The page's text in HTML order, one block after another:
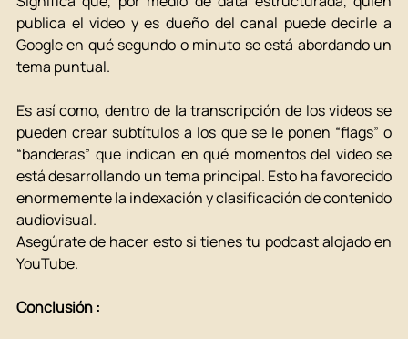
publica el video y es dueño del canal puede decirle a
Google en qué segundo o minuto se está abordando un
tema puntual.
Es así como, dentro de la transcripción de los videos se
pueden crear subtítulos a los que se le ponen “flags” o
“banderas” que indican en qué momentos del video se
está desarrollando un tema principal. Esto ha favorecido
enormemente la indexación y clasificación de contenido
audiovisual.
Asegúrate de hacer esto si tienes tu podcast alojado en
YouTube.
Conclusión :